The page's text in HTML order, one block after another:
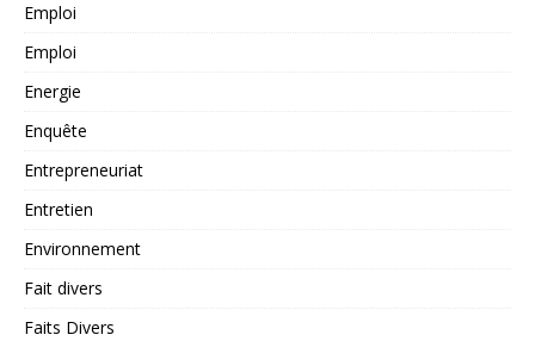
Emploi
Emploi
Energie
Enquête
Entrepreneuriat
Entretien
Environnement
Fait divers
Faits Divers